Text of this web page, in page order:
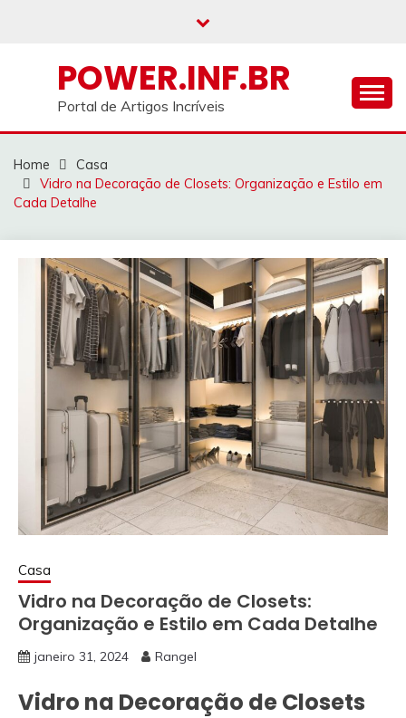
POWER.INF.BR
Portal de Artigos Incríveis
Home
Casa
Vidro na Decoração de Closets: Organização e Estilo em
Cada Detalhe
Casa
Vidro na Decoração de Closets:
Organização e Estilo em Cada Detalhe
janeiro 31, 2024 Rangel
Vidro na Decoração de Closets